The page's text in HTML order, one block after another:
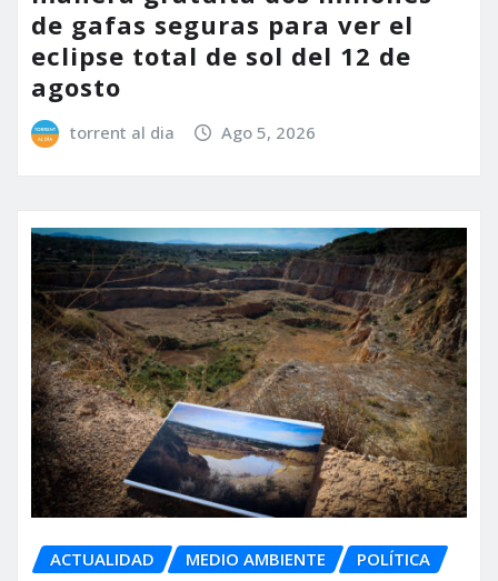
de gafas seguras para ver el
eclipse total de sol del 12 de
agosto
torrent al dia Ago 5, 2026
ACTUALIDAD MEDIO AMBIENTE POLÍTICA